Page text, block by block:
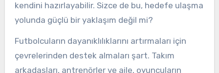
kendini hazırlayabilir. Sizce de bu, hedefe ulaşma
yolunda güçlü bir yaklaşım değil mi?
Futbolcuların dayanıklılıklarını artırmaları için
çevrelerinden destek almaları şart. Takım
arkadaşları, antrenörler ve aile, oyuncuların